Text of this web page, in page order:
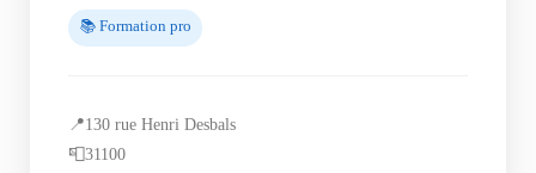
📚 Formation pro
📍130 rue Henri Desbals
📮31100